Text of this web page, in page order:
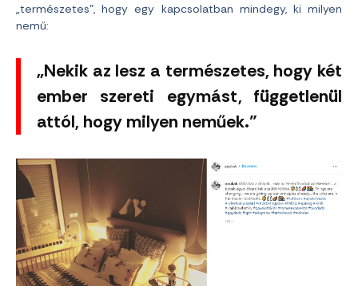
„természetes”, hogy egy kapcsolatban mindegy, ki milyen
nemű:
„Nekik az lesz a természetes, hogy két
ember szereti egymást, függetlenül
attól, hogy milyen neműek.”